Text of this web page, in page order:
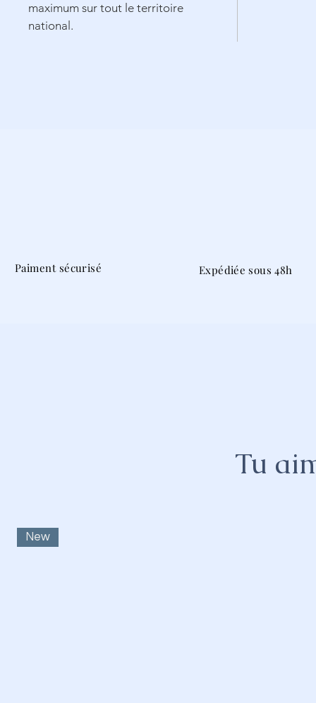
maximum sur tout le territoire
national.
Tu
New
Paiment sécurisé Expédiée sous 48h